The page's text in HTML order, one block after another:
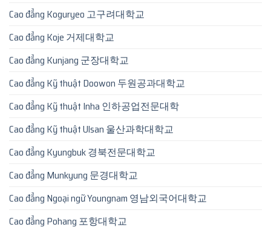
Cao đẳng Koguryeo 고구려대학교
Cao đẳng Koje 거제대학교
Cao đẳng Kunjang 군장대학교
Cao đẳng Kỹ thuật Doowon 두원공과대학교
Cao đẳng Kỹ thuật Inha 인하공업전문대학
Cao đẳng Kỹ thuật Ulsan 울산과학대학교
Cao đẳng Kyungbuk 경북전문대학교
Cao đẳng Munkyung 문경대학교
Cao đẳng Ngoại ngữ Youngnam 영남외국어대학교
Cao đẳng Pohang 포항대학교